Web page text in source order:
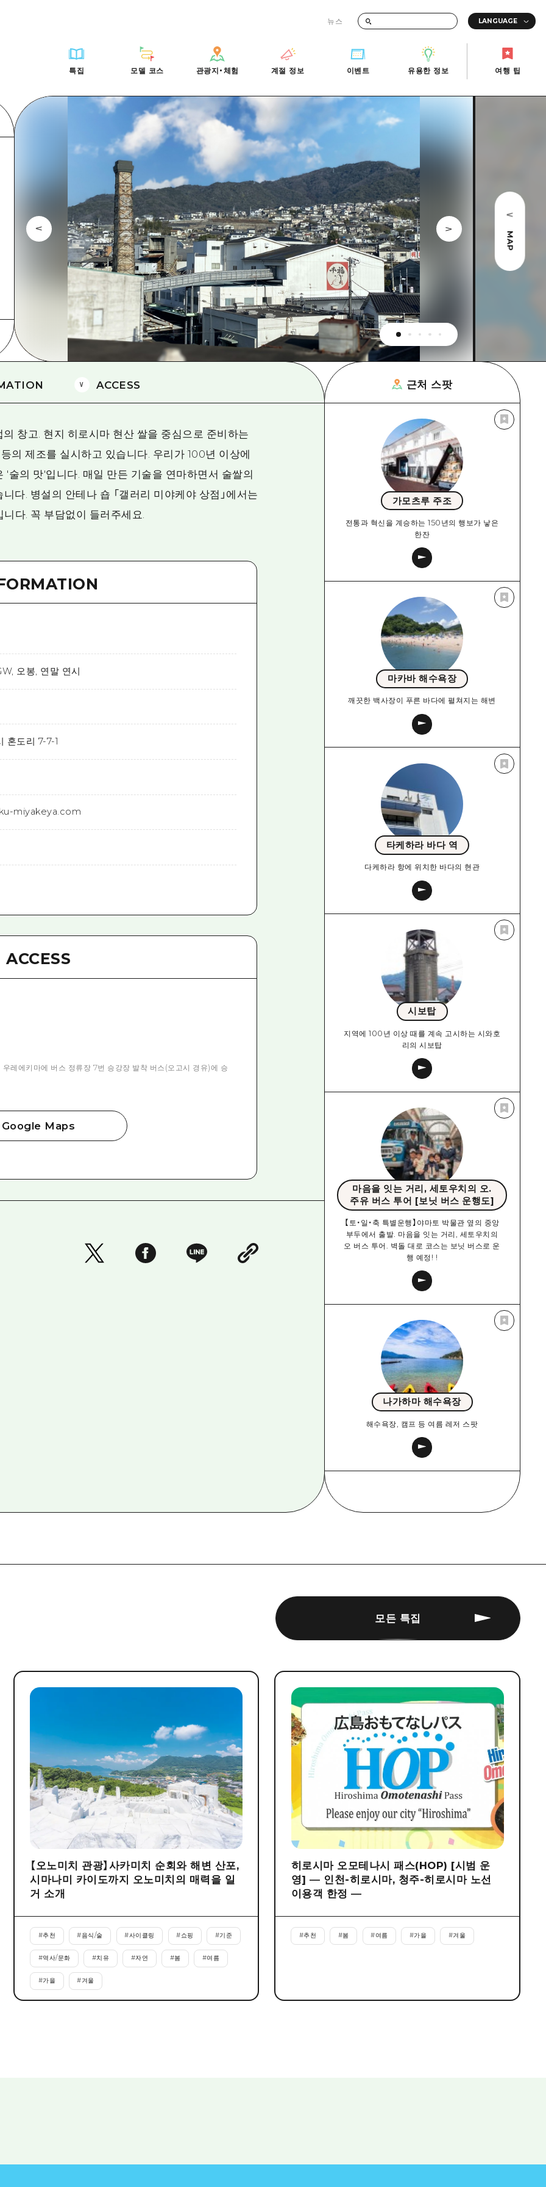
뉴스
특집
세계유산
배움과 체험
기준
치유
자연
모델 코스
Hiroshima 공식 가이드
Moshimo Travel
히로시마시 주변
아키(安芸)
빈고(備後)
비북(備北)
게이호쿠(芸北)
미야지마(宮島) 주변
야마구치(山口)현 동부
빠른 여행
당일치기
1박 2일
2박 3일
관광지・체험
목록
히로시마시 주변
아키(安芸)
빈고(備後)
비북(備北)
게이호쿠(芸北)
미야지마(宮島) 주변
야마구치(山口)현 동부
에히메(愛媛)현
시마네(島根)현
계절 정보
이벤트
유용한 정보
히로시마 OMOTENASHI 패스
수하물 보관 및 배송 서비스
HIROSHIMA FREE Wi-Fi
외국인 여행자용 거리 관광안내소
자원봉사 가이드
히로시마현내 매력을 동영상으로 소개!
자주 묻는 질문
사진 다운로드
관광 안내 책자
여행 팁
기준
역사/문화
자연
Travel
아키(安芸)
빈고(備後)
게이호쿠(芸北)
미야지마(宮島) 주변
야마구치(山口)현 동부
반나절
2박 3일
히로시마시 주변
아키(安芸)
비북(備北)
게이호쿠(芸北)
미야지마(宮島) 주변
야마구치(山口)현 동부
에히메(愛媛)현
시마네(島根)현
외국인 여행자용 거리 관광안내소
자원봉사 가이드
재해가 발생했을 때의 교통 정보
관광 안내 책자
MAP
ACCESS
창고. 현지 히로시마 현산 쌀을 중심으로 준비하는
의 제조를 실시하고 있습니다. 우리가 100년 이상에
술의 맛'입니다. 매일 만든 기술을 연마하면서 술쌀의
다. 병설의 안테나 숍 「갤러리 미야케야 상점」에서는
다. 꼭 부담없이 들러주세요.
오봉, 연말 연시
혼도리 7-7-1
miyakeya.com
ACCESS
레에키마에 버스 정류장 7번 승강장 발착 버스(오고시 경유)에 승
Google Maps
근처 스팟
가모츠루 주조
전통과 혁신을 계승하는 150년의 행보가 낳은
한잔
마카바 해수욕장
깨끗한 백사장이 푸른 바다에 펼쳐지는 해변
타케하라 바다 역
다케하라 항에 위치한 바다의 현관
시보탑
지역에 100년 이상 때를 계속 고시하는 시와호
리의 시보탑
마음을 잇는 거리, 세토우치의 오.
주유 버스 투어 [보닛 버스 운행도]
【토・일・축 특별운행】야마토 박물관 옆의 중앙
부두에서 출발. 마음을 잇는 거리, 세토우치의
오 버스 투어. 벽돌 대로 코스는 보닛 버스로 운
행 예정! !
나가하마 해수욕장
해수욕장, 캠프 등 여름 레저 스팟
모든 특집
【오노미치 관광】사카미치 순회와 해변 산포,
시마나미 카이도까지 오노미치의 매력을 일
거 소개
#추천 #음식/술 #사이클링 #쇼핑 #기준
#역사/문화 #치유 #자연 #봄 #여름
#가을 #겨울
히로시마 오모테나시 패스(HOP) [시범 운
영] ― 인천-히로시마, 청주-히로시마 노선
이용객 한정 ―
#추천 #봄 #여름 #가을 #겨울